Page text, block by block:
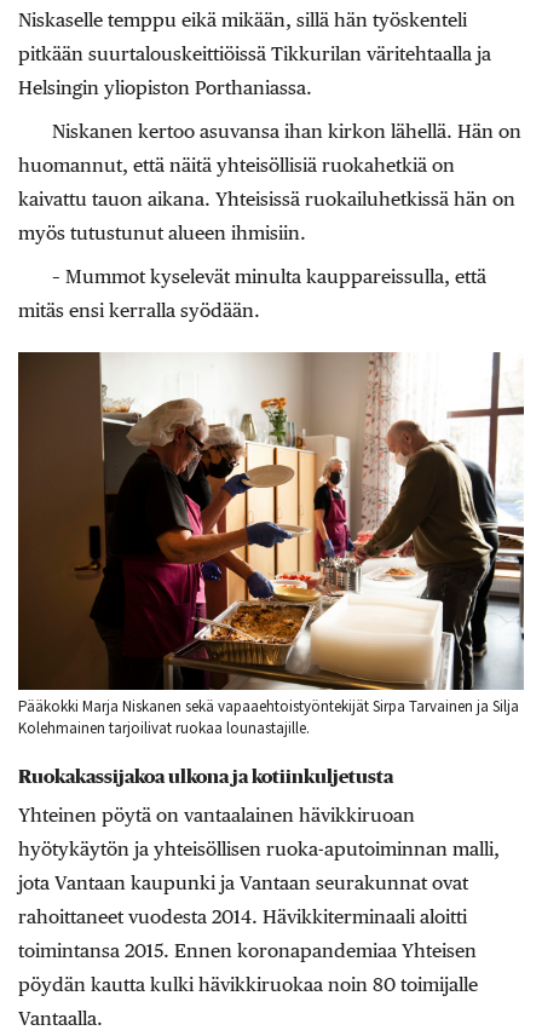
Niskaselle temppu eikä mikään, sillä hän työskenteli
pitkään suurtalouskeittiöissä Tikkurilan väritehtaalla ja
Helsingin yliopiston Porthaniassa.
Niskanen kertoo asuvansa ihan kirkon lähellä. Hän on
huomannut, että näitä yhteisöllisiä ruokahetkiä on
kaivattu tauon aikana. Yhteisissä ruokailuhetkissä hän on
myös tutustunut alueen ihmisiin.
– Mummot kyselevät minulta kauppareissulla, että
mitäs ensi kerralla syödään.
Pääkokki Marja Niskanen sekä vapaaehtoistyöntekijät Sirpa Tarvainen ja Silja
Kolehmainen tarjoilivat ruokaa lounastajille.
Ruokakassijakoa ulkona ja kotiinkuljetusta
Yhteinen pöytä on vantaalainen hävikkiruoan
hyötykäytön ja yhteisöllisen ruoka-aputoiminnan malli,
jota Vantaan kaupunki ja Vantaan seurakunnat ovat
rahoittaneet vuodesta 2014. Hävikkiterminaali aloitti
toimintansa 2015. Ennen koronapandemiaa Yhteisen
pöydän kautta kulki hävikkiruokaa noin 80 toimijalle
Vantaalla.